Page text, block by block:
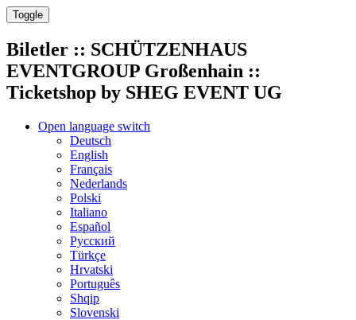
Toggle
Biletler :: SCHÜTZENHAUS
EVENTGROUP Großenhain ::
Ticketshop by SHEG EVENT UG
Open language switch
Deutsch
English
Français
Nederlands
Polski
Italiano
Español
Русский
Türkçe
Hrvatski
Português
Shqip
Slovenski